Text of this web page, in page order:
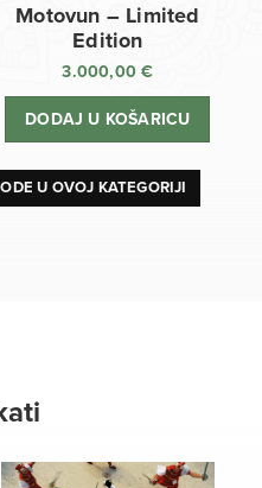
Motovun – Limited
Edition
3.000,00€
DODAJ U KOŠARICU
U OVOJ KATEGORIJI